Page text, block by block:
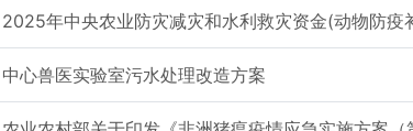
2025年中央农业防灾减灾和水利救灾资金(动物防疫
中心兽医实验室污水处理改造方案